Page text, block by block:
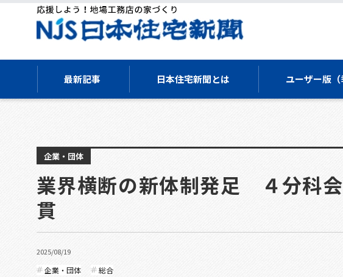
最新記事 日本住宅新聞とは ユーザー版（
企業・団体
業界横断の新体制発足 ４分科
貫
2025/08/19
企業・団体 総合